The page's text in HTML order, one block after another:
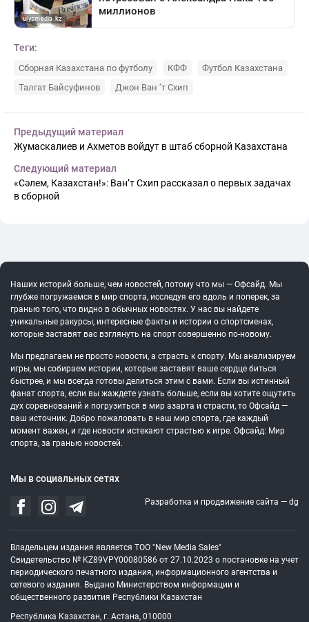
Теги:
Сборная Казахстана по футболу КФФ
Футбол Казахстана
Талгат Байсуфинов
Джон Ван ’т Схип
Предыдущий материал
Жумаскалиев и Ахметов войдут в штаб сборной Казахстана
Следующий материал
«Сәлем, Казахстан!»: Ван’т Схип рассказал о первых задачах
в сборной
Наших историй больше, чем новостей, потому что мы — Офсайд. Мы
глубже погружаемся в мир спорта, исследуя его вдоль и поперек, за
гранью того, что видно в обычных новостях. У нас вы найдете
уникальные ракурсы, интересные факты и истории о спортсменах,
которые заставят вас взглянуть на спорт совершенно по-новому.
Мы предлагаем не просто новости, а страсть к спорту. Мы анализируем
игры, мы собираем истории, которые заставят ваше сердце биться
быстрее, и мы всегда готовы делиться этим с вами. Если вы истинный
фанат спорта, если вы жаждете узнать больше, если вы хотите ощутить
дух соревнований и погрузиться в мир азарта и страсти, то Офсайд —
ваш источник. Добро пожаловать в наш мир спорта, где каждый
момент важен, и где новости истекают страстью к игре. Офсайд: Мир
спорта, за гранью новостей.
Мы в социальных сетях
Разработка и продвижение сайта — dg
Владельцем издания является ТОО "New Media Sales"
Свидетельство № KZ89VPY00080586 от 27.10.2023 о постановке на учет
периодического печатного издания, информационного агентства и
сетевого издания. Выдано Министерством информации и
общественного развития Республики Казахстан
Республика Казахстан, г. Астана, 010000